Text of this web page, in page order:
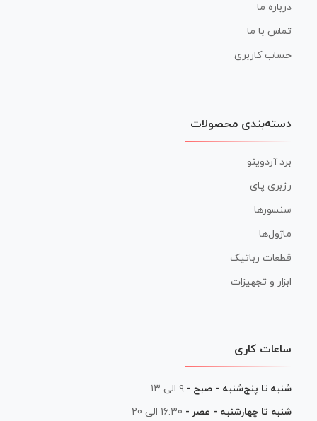
درباره ما
تماس با ما
حساب کاربری
دسته‌بندی محصولات
برد آردوینو
رزبری پای
سنسورها
ماژول‌ها
قطعات رباتیک
ابزار و تجهیزات
ساعات کاری
شنبه تا پنج‌شنبه - صبح - ۹ الی ۱۳
شنبه تا چهارشنبه - عصر - 16:30 الی 20